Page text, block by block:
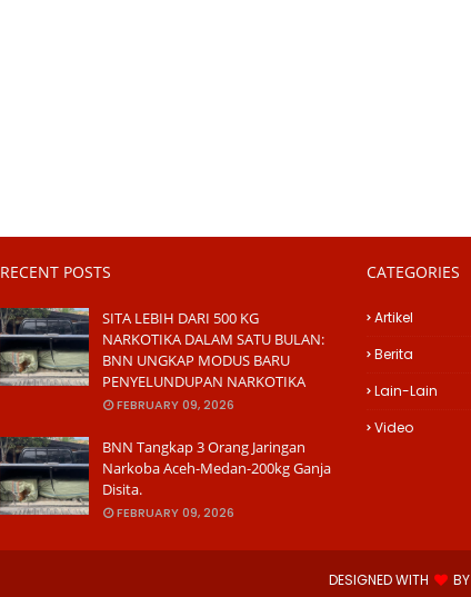
RECENT POSTS
SITA LEBIH DARI 500 KG
NARKOTIKA DALAM SATU BULAN:
BNN UNGKAP MODUS BARU
PENYELUNDUPAN NARKOTIKA
FEBRUARY 09, 2026
BNN Tangkap 3 Orang Jaringan
Narkoba Aceh-Medan-200kg Ganja
Disita.
FEBRUARY 09, 2026
CATEGORIES
Artikel
Berita
Lain-Lain
Video
DESIGNED WITH BY